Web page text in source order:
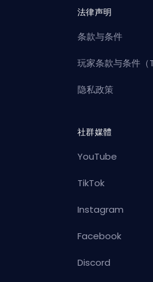
法律声明
条款与条件
玩家条款与条件（
隐私政策
社群媒體
YouTube
TikTok
Instagram
Facebook
Discord